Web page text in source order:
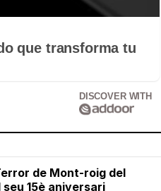
que transforma tu
DISCOVER WITH
de Mont-roig del
15è aniversari